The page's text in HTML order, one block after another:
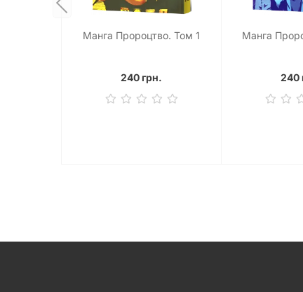
Манга Пророцтво. Том 1
240 грн.
Манга
240